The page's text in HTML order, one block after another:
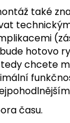
také
hotovo
tedy chcete
času.